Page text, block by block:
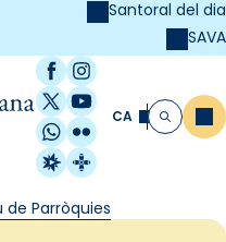
Santoral del dia
SAVA
Facebook
Instagram
X / Twitter
YouTube
WhatsApp
Flickr
Radio Estel
Catalunya
CA Cerca
de Parròquies